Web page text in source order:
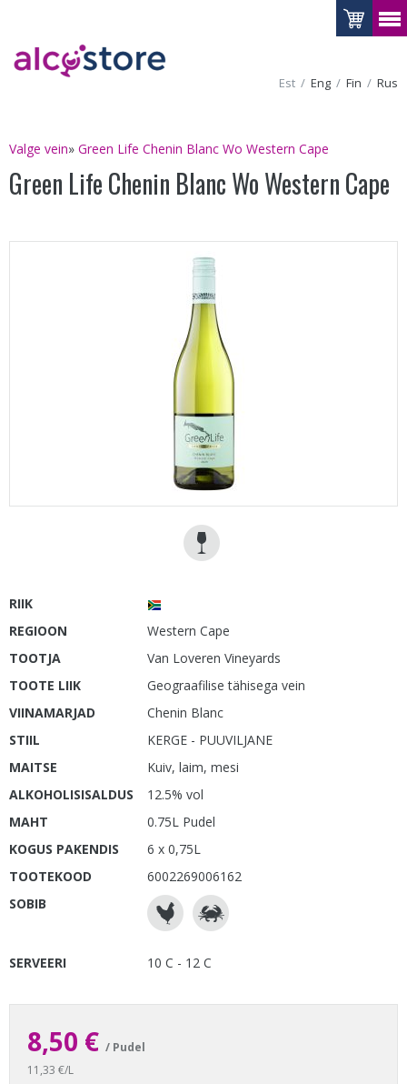
Est Eng Fin Rus
Valge vein» Green Life Chenin Blanc Wo Western Cape
Green Life Chenin Blanc Wo Western Cape
RIIK
REGIOON
Western Cape
TOOTJA
Van Loveren Vineyards
TOOTE LIIK
Geograafilise tähisega vein
VIINAMARJAD
Chenin Blanc
STIIL
KERGE - PUUVILJANE
MAITSE
Kuiv, laim, mesi
ALKOHOLISISALDUS
12.5% vol
MAHT
0.75L Pudel
KOGUS PAKENDIS
6 x 0,75L
TOOTEKOOD
6002269006162
SOBIB
SERVEERI 10 C - 12 C
8,50 € / Pudel
11,33 €/L